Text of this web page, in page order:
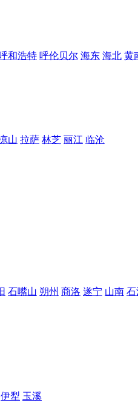
和浩特 呼伦贝尔 海东 海北 黄
山 拉萨 林芝 丽江 临沧
石嘴山 朔州 商洛 遂宁 山南 石
伊犁 玉溪